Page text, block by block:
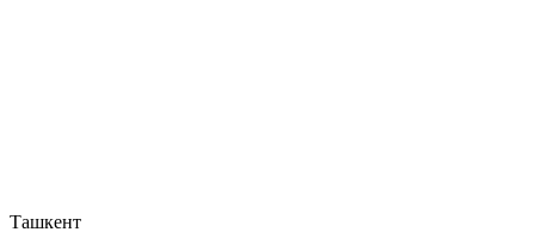
Ташкент